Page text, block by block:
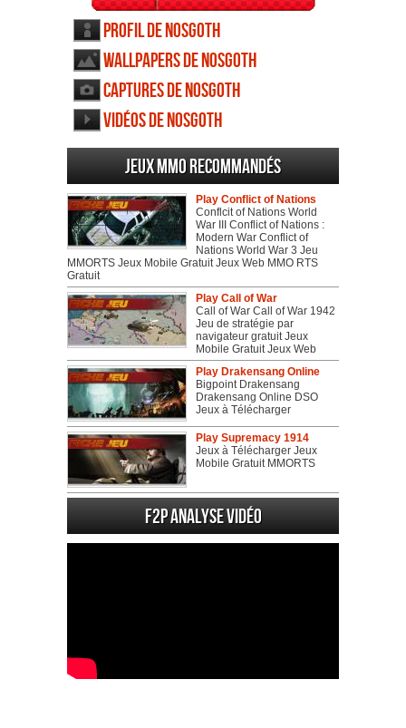
Profil de Nosgoth
Wallpapers de Nosgoth
Captures de Nosgoth
Vidéos de Nosgoth
Jeux MMO recommandés
Play Conflict of Nations
Conflcit of Nations World
War III Conflict of Nations :
Modern War Conflict of
Nations World War 3 Jeu
MMORTS Jeux Mobile Gratuit Jeux Web MMO RTS
Gratuit
Play Call of War
Call of War Call of War 1942
Jeu de stratégie par
navigateur gratuit Jeux
Mobile Gratuit Jeux Web
Play Drakensang Online
Bigpoint Drakensang
Drakensang Online DSO
Jeux à Télécharger
Play Supremacy 1914
Jeux à Télécharger Jeux
Mobile Gratuit MMORTS
F2P Analyse vidéo